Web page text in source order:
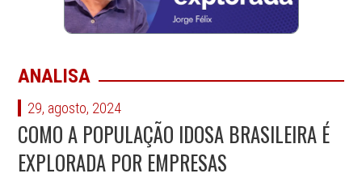
ANALISA
29, agosto, 2024
COMO A POPULAÇÃO IDOSA BRASILEIRA É
EXPLORADA POR EMPRESAS